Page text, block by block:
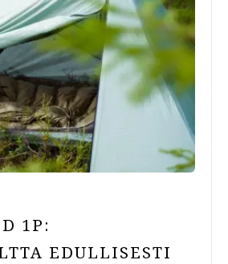
1P:
EDULLISESTI